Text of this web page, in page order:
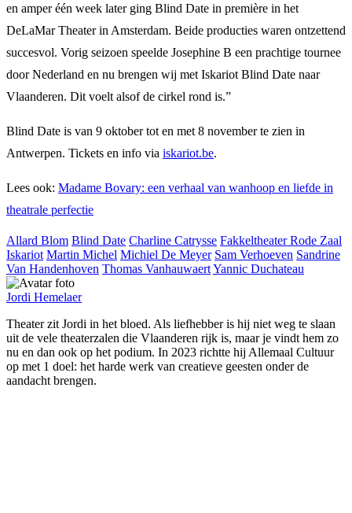
en amper één week later ging Blind Date in première in het
DeLaMar Theater in Amsterdam. Beide producties waren ontzettend
succesvol. Vorig seizoen speelde Josephine B een prachtige tournee
door Nederland en nu brengen wij met Iskariot Blind Date naar
Vlaanderen. Dit voelt alsof de cirkel rond is.”
Blind Date is van 9 oktober tot en met 8 november te zien in
Antwerpen. Tickets en info via iskariot.be.
Lees ook: Madame Bovary: een verhaal van wanhoop en liefde in
theatrale perfectie
Allard Blom Blind Date Charline Catrysse Fakkeltheater Rode Zaal
Iskariot Martin Michel Michiel De Meyer Sam Verhoeven Sandrine
Van Handenhoven Thomas VanhauwaertYannic Duchateau
Jordi Hemelaer
Theater zit Jordi in het bloed. Als liefhebber is hij niet weg te slaan
uit de vele theaterzalen die Vlaanderen rijk is, maar je vindt hem zo
nu en dan ook op het podium. In 2023 richtte hij Allemaal Cultuur
op met 1 doel: het harde werk van creatieve geesten onder de
aandacht brengen.